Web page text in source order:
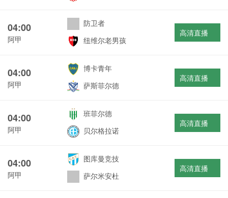
04:00
阿甲
防卫者
纽维尔老男孩
高清直播
04:00
阿甲
博卡青年
萨斯菲尔德
高清直播
04:00
阿甲
班菲尔德
贝尔格拉诺
高清直播
04:00
阿甲
图库曼竞技
萨尔米安杜
高清直播